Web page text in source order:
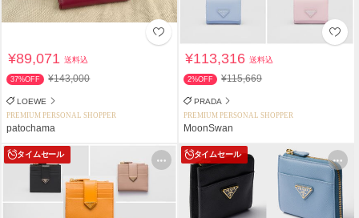
¥89,071送料込
37%OFF ¥143,000
LOEWE
PREMIUM PERSONAL SHOPPER
patochama
¥113,316送料込
2%OFF ¥115,669
PRADA
PREMIUM PERSONAL SHOPPER
MoonSwan
タイムセール タイムセール